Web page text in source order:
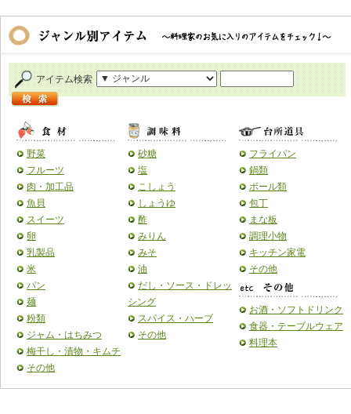
アイテム検索
野菜
フルーツ
肉・加工品
魚貝
スイーツ
卵
乳製品
米
パン
麺
粉類
ジャム・はちみつ
梅干し・漬物・キムチ
その他
砂糖
塩
こしょう
しょうゆ
酢
みりん
みそ
油
だし・ソース・ドレッ
シング
スパイス・ハーブ
その他
フライパン
鍋類
ボール類
包丁
まな板
調理小物
キッチン家電
その他
お酒・ソフトドリンク
食器・テーブルウェア
料理本